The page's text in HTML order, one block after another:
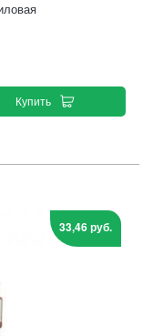
Купить
33,46 руб.